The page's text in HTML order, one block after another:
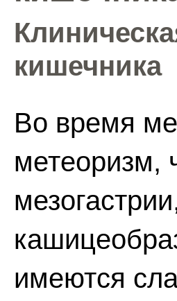
кишечника
Во время
метеоризм,
имеются